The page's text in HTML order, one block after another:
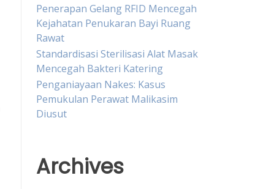
Penerapan Gelang RFID Mencegah
Kejahatan Penukaran Bayi Ruang
Rawat
Standardisasi Sterilisasi Alat Masak
Mencegah Bakteri Katering
Penganiayaan Nakes: Kasus
Pemukulan Perawat Malikasim
Diusut
Archives